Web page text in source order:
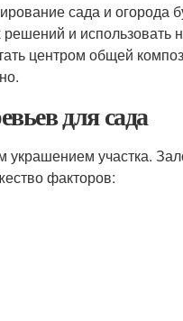
сада и огорода
решений и
центром общей
для сада
украшением участка.
факторов: